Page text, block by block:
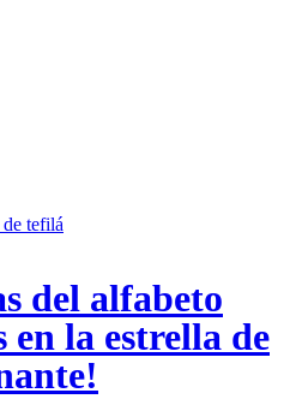
tefilá
del alfabeto
en la estrella de